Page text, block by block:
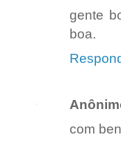
gente
boa.
com